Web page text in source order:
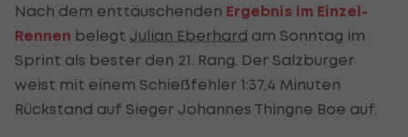
Nach dem enttäuschenden Ergebnis im Einzel-
Rennen belegt Julian Eberhard am Sonntag im
Sprint als bester den 21. Rang. Der Salzburger
weist mit einem Schießfehler 1:37,4 Minuten
Rückstand auf Sieger Johannes Thingne Boe auf.